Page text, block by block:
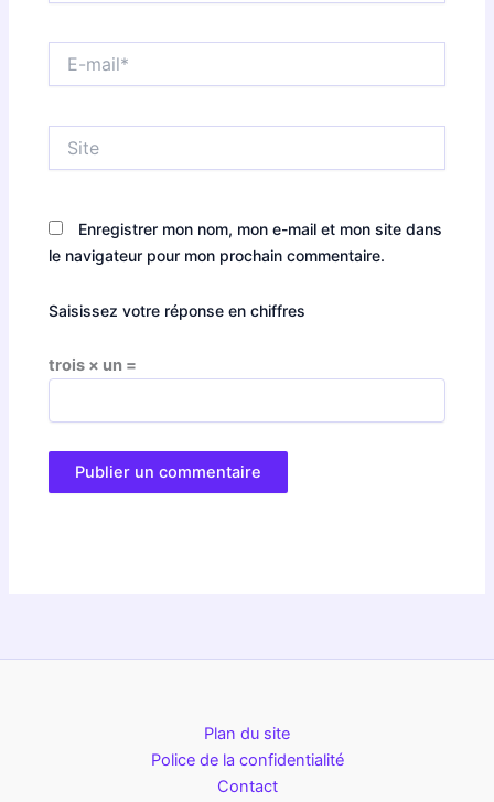
mail*
Enregistrer mon nom, mon e-mail et mon site dans
le navigateur pour mon prochain commentaire.
Saisissez votre réponse en chiffres
trois × un =
Plan du site
Police de la confidentialité
Contact